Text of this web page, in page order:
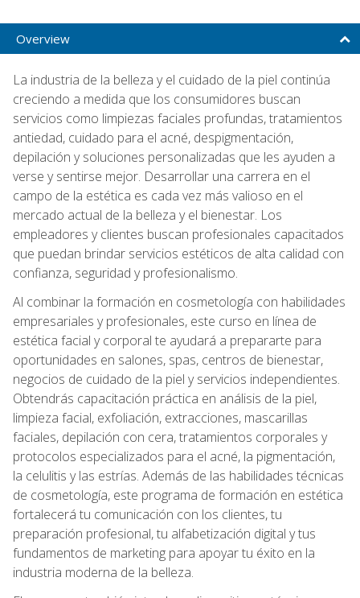
Overview
La industria de la belleza y el cuidado de la piel continúa
creciendo a medida que los consumidores buscan
servicios como limpiezas faciales profundas, tratamientos
antiedad, cuidado para el acné, despigmentación,
depilación y soluciones personalizadas que les ayuden a
verse y sentirse mejor. Desarrollar una carrera en el
campo de la estética es cada vez más valioso en el
mercado actual de la belleza y el bienestar. Los
empleadores y clientes buscan profesionales capacitados
que puedan brindar servicios estéticos de alta calidad con
confianza, seguridad y profesionalismo.
Al combinar la formación en cosmetología con habilidades
empresariales y profesionales, este curso en línea de
estética facial y corporal te ayudará a prepararte para
oportunidades en salones, spas, centros de bienestar,
negocios de cuidado de la piel y servicios independientes.
Obtendrás capacitación práctica en análisis de la piel,
limpieza facial, exfoliación, extracciones, mascarillas
faciales, depilación con cera, tratamientos corporales y
protocolos especializados para el acné, la pigmentación,
la celulitis y las estrías. Además de las habilidades técnicas
de cosmetología, este programa de formación en estética
fortalecerá tu comunicación con los clientes, tu
preparación profesional, tu alfabetización digital y tus
fundamentos de marketing para apoyar tu éxito en la
industria moderna de la belleza.